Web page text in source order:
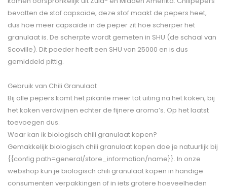
bevatten de stof capsaïde, deze stof maakt de pepers heet,
dus hoe meer capsaïde in de peper zit hoe scherper het
granulaat is. De scherpte wordt gemeten in SHU (de schaal van
Scoville). Dit poeder heeft een SHU van 25000 en is dus
gemiddeld pittig.
Gebruik van Chili Granulaat
Bij alle pepers komt het pikante meer tot uiting na het koken, bij
het koken verdwijnen echter de fijnere aroma’s. Op het laatst
toevoegen dus.
Waar kan ik biologisch chili granulaat kopen?
Gemakkelijk biologisch chili granulaat kopen doe je natuurlijk bij
{{config path=general/store_information/name}}. In onze
webshop kun je biologisch chili granulaat kopen in handige
consumenten verpakkingen of in iets grotere hoeveelheden